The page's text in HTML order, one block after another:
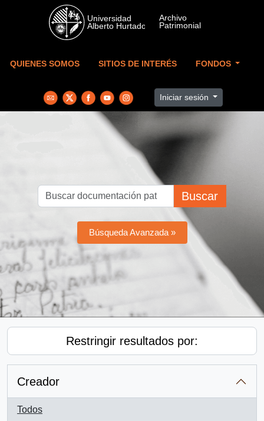
Skip to main content
QUIENES SOMOS SITIOS DE INTERÉS FONDOS
Iniciar sesión
Buscar
Búsqueda Avanzada »
Restringir resultados por:
Creador
Todos